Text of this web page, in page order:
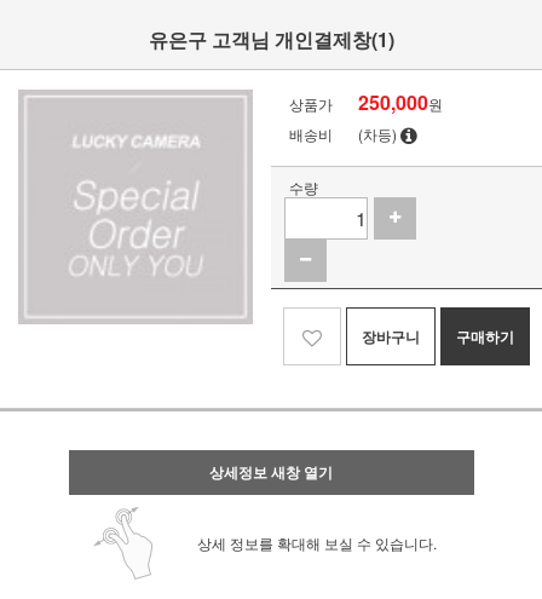
유은구 고객님 개인결제창(1)
상품가 250,000원
배송비
(차등)
수량
장바구니 구매하기
상세정보 새창 열기
상세 정보를 확대해 보실 수 있습니다.